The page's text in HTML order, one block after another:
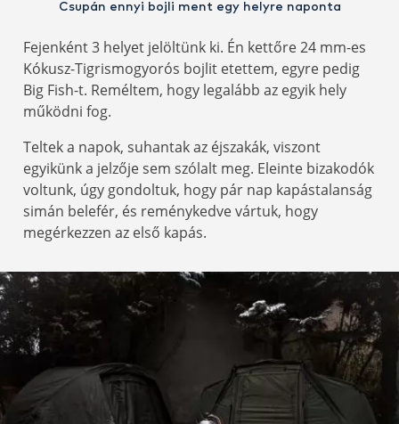
Csupán ennyi bojli ment egy helyre naponta
Fejenként 3 helyet jelöltünk ki. Én kettőre 24 mm-es
Kókusz-Tigrismogyorós bojlit etettem, egyre pedig
Big Fish-t. Reméltem, hogy legalább az egyik hely
működni fog.
Teltek a napok, suhantak az éjszakák, viszont
egyikünk a jelzője sem szólalt meg. Eleinte bizakodók
voltunk, úgy gondoltuk, hogy pár nap kapástalanság
simán belefér, és reménykedve vártuk, hogy
megérkezzen az első kapás.